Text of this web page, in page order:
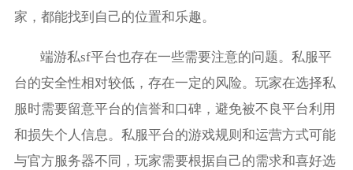
家，都能找到自己的位置和乐趣。
端游私sf平台也存在一些需要注意的问题。私服平
台的安全性相对较低，存在一定的风险。玩家在选择私
服时需要留意平台的信誉和口碑，避免被不良平台利用
和损失个人信息。私服平台的游戏规则和运营方式可能
与官方服务器不同，玩家需要根据自己的需求和喜好选